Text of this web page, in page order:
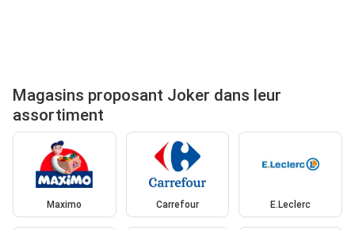
Magasins proposant Joker dans leur
assortiment
Maximo Carrefour E.Leclerc